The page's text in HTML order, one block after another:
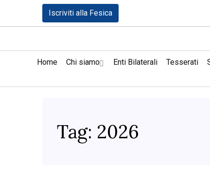
Iscriviti alla Fesica
Home Chi siamo Enti Bilaterali Tesserati
Tag: 2026